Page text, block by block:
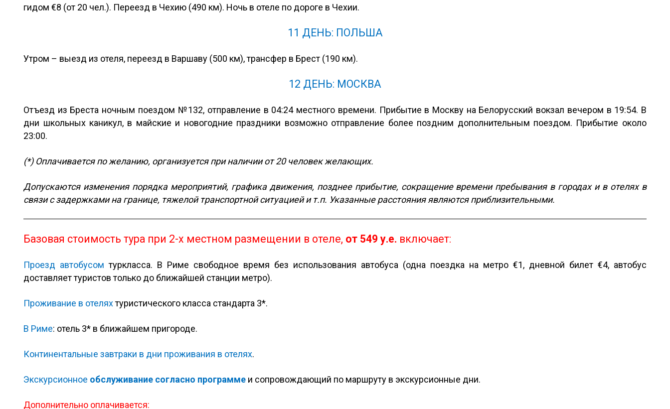
гидом €8 (от 20 чел.). Переезд в Чехию (490 км). Ночь в отеле по дороге в Чехии.
11 ДЕНЬ: ПОЛЬША
Утром – выезд из отеля, переезд в Варшаву (500 км), трансфер в Брест (190 км).
12 ДЕНЬ: МОСКВА
Отъезд из Бреста ночным поездом №132, отправление в 04:24 местного времени. Прибытие в Москву на Белорусский вокзал вечером в 19:54. В
дни школьных каникул, в майские и новогодние праздники возможно отправление более поздним дополнительным поездом. Прибытие около
23:00.
(*) Оплачивается по желанию, организуется при наличии от 20 человек желающих.
Допускаются изменения порядка мероприятий, графика движения, позднее прибытие, сокращение времени пребывания в городах и в отелях в
связи с задержками на границе, тяжелой транспортной ситуацией и т.п. Указанные расстояния являются приблизительными.
Базовая стоимостьтура при 2-х местном размещении в отеле, от 549у.е. включает:
Проезд автобусом туркласса. В Риме свободное время без использования автобуса (одна поездка на метро €1, дневной билет €4, автобус
доставляет туристов только до ближайшей станции метро).
Проживание в отеляхтуристического класса стандарта 3*.
В Риме: отель 3* в ближайшем пригороде.
Континентальные завтраки в дни проживания в отелях.
Экскурсионное обслуживание согласно программе и сопровождающий по маршруту в экскурсионные дни.
Дополнительно оплачивается: